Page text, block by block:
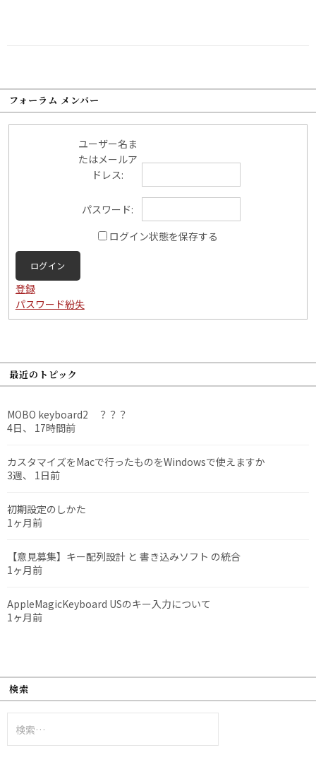
フォーラム メンバー
ユーザー名ま
たはメールア
ドレス:
パスワード:
ログイン状態を保存する
ログイン
登録
パスワード紛失
最近のトピック
MOBO keyboard2 ？？？
4日、 17時間前
カスタマイズをMacで行ったものをWindowsで使えますか
3週、 1日前
初期設定のしかた
1ヶ月前
【意見募集】キー配列設計 と 書き込みソフト の統合
1ヶ月前
AppleMagicKeyboard USのキー入力について
1ヶ月前
検索
索: